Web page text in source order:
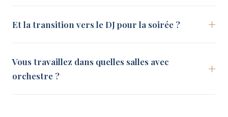
Et la transition vers le DJ pour la soirée ?
Vous travaillez dans quelles salles avec
orchestre ?